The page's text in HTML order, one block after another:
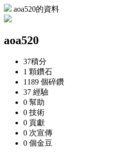
aoa520的資料
aoa520
37積分
1 顆鑽石
1189 個碎鑽
37 經驗
0 幫助
0 技術
0 貢獻
0 次宣傳
0 個金豆